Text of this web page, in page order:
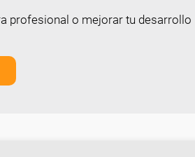
profesional o mejorar tu desarrollo